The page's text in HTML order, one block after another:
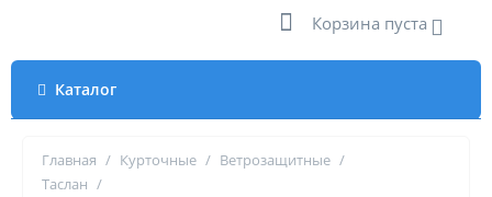
Корзина пуста
Каталог
Главная / Курточные / Ветрозащитные /
Таслан /